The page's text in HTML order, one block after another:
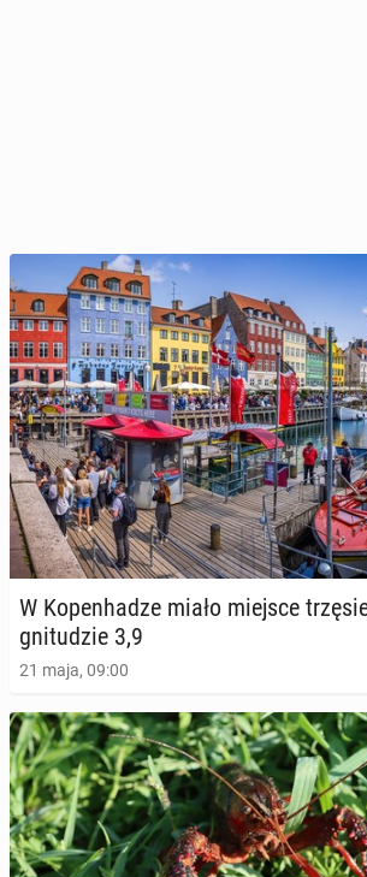
W Ko­pen­ha­dze miało miejsce
gni­tu­dzie 3,9
21 maja, 09:00